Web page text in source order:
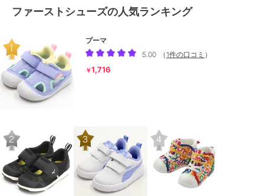
ファーストシューズの人気ランキング
プーマ
5.00
（ 1件の口コミ ）
￥1,716